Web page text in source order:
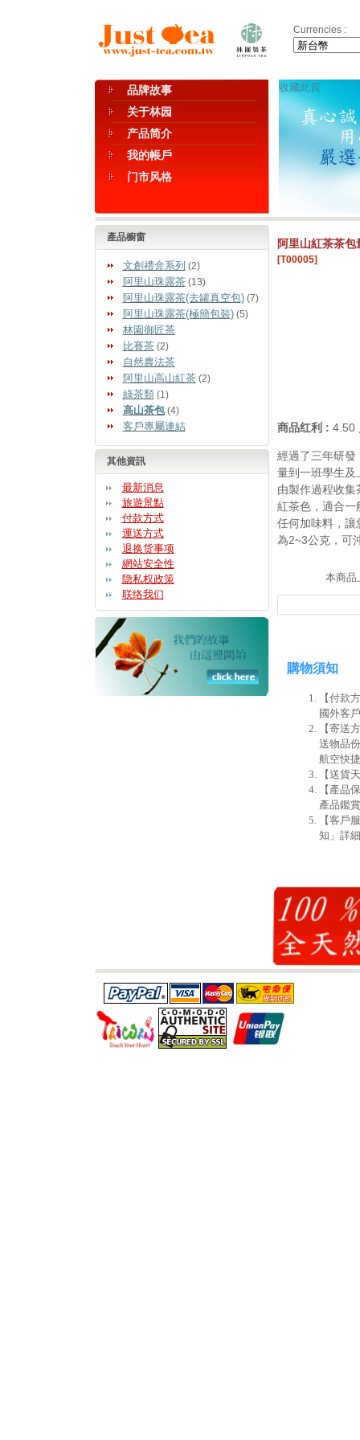
Currencies :
品牌故事
关于林园
产品简介
我的帳戶
门市风格
收藏此頁
產品櫥窗
文創禮盒系列 (2)
阿里山珠露茶(13)
阿里山珠露茶(去罐真空包)(7)
阿里山珠露茶(極簡包裝)(5)
林園御匠茶
比賽茶(2)
自然農法茶
阿里山高山紅茶(2)
綠茶類 (1)
高山茶包(4)
客戶專屬連結
其他資訊
最新消息
旅遊景點
付款方式
運送方式
退换货事项
網站安全性
隐私权政策
联络我们
阿里山紅茶茶
[T00005]
商品红利 : 4.50
經過了三年研發
量到一班學生及
由製作過程收
紅茶色，適合一
任何加味料，讓
為2~3公克，可
本商品
購物須知
【付款
國外客
【寄送
送物品
航空快
【送貨
【產品
產品鑑
【客戶
知」詳